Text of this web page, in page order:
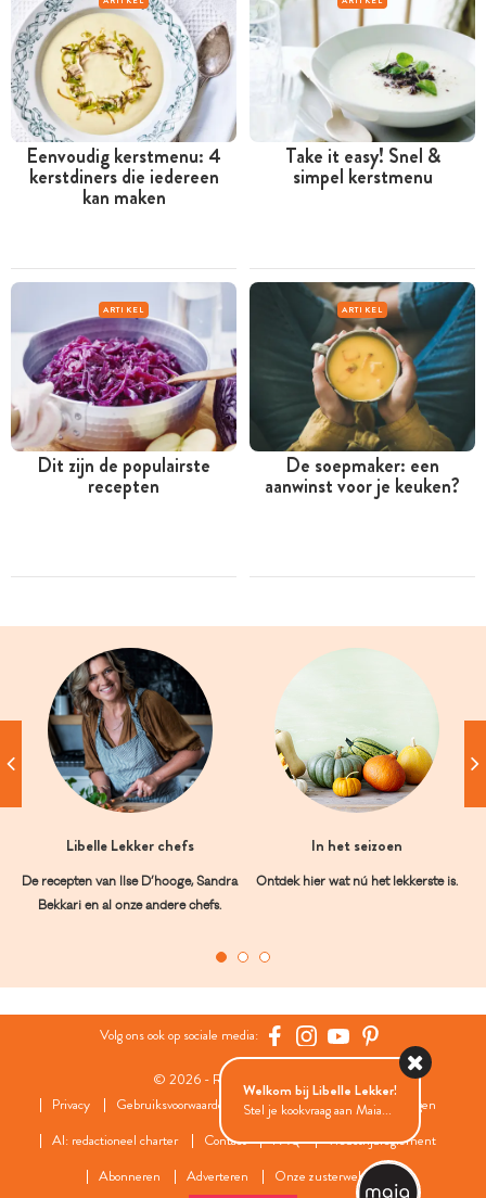
Eenvoudig kerstmenu: 4
kerstdiners die iedereen
kan maken
Take it easy! Snel &
simpel kerstmenu
ARTIKEL
Dit zijn de populairste
recepten
ARTIKEL
De soepmaker: een
aanwinst voor je keuken?
Libelle Lekker chefs
De recepten van Ilse D’hooge, Sandra
Bekkari en al onze andere chefs.
In het seizoen
Ontdek hier wat nú het lekkerste is.
Volg ons ook op sociale media:
© 2026 - Roularta Media Group
Privacy
Gebruiksvoorwaarden Cookies
Cookies instellingen
AI: redactioneel charter
Contact FAQ
Wedstrijdreglement
Abonneren
Adverteren Onze zusterwebsites
Welkom bij Libelle Lekker!
Stel je kookvraag aan Maia...